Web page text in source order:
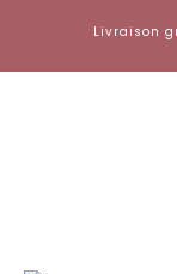
contenu
Livraison